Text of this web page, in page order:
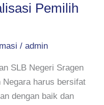
Pemilih
/admin
SLB Negeri Sragen
Negara harus bersifat
dengan baik dan